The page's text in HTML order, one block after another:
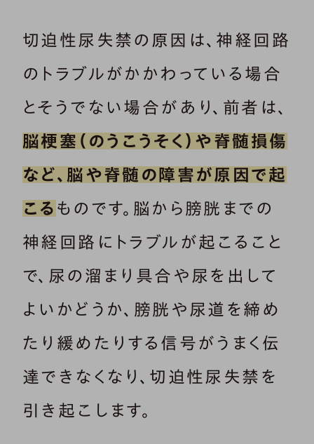
切迫性尿失禁の原因は、神経回路
のトラブルがかかわっている場合
とそうでない場合があり、前者は、
脳梗塞（のうこうそく）や脊髄損傷
など、脳や脊髄の障害が原因で起
こる ものです。脳から膀胱までの
神経回路にトラブルが起こること
で、尿の溜まり具合や尿を出して
よいかどうか、膀胱や尿道を締め
たり緩めたりする信号がうまく伝
達できなくなり、切迫性尿失禁を
引き起こします。